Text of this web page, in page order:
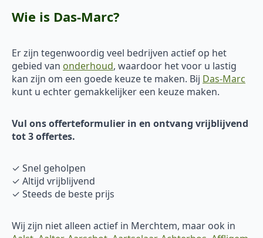
Wie is Das-Marc?
Er zijn tegenwoordig veel bedrijven actief op het
gebied van onderhoud, waardoor het voor u lastig
kan zijn om een goede keuze te maken. Bij Das-Marc
kunt u echter gemakkelijker een keuze maken.
Vul ons offerteformulier in en ontvang vrijblijvend
tot 3 offertes.
✓ Snel geholpen
✓ Altijd vrijblijvend
✓ Steeds de beste prijs
Wij zijn niet alleen actief in Merchtem, maar ook in